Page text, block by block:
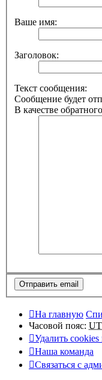
Ваше имя:
Заголовок:
Текст сообщения:
Сообщение будет
В качестве
На главную
Часовой пояс:
Удалить
Наша команда
Связаться с